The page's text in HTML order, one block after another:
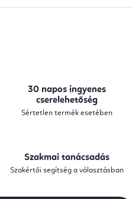
30 napos ingyenes
cserelehetőség
Sértetlen termék esetében
Szakmai tanácsadás
Szakértői segítség a választásban